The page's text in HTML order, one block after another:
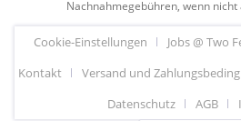
Nachnahmegebühren, wenn
Cookie-Einstellungen Jobs @ Two
Kontakt
Versand und
Datenschutz
AGB